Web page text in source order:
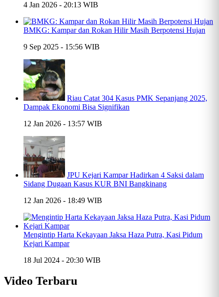
4 Jan 2026 - 20:13 WIB
BMKG: Kampar dan Rokan Hilir Masih Berpotensi Hujan
9 Sep 2025 - 15:56 WIB
Riau Catat 304 Kasus PMK Sepanjang 2025,
Dampak Ekonomi Bisa Signifikan
12 Jan 2026 - 13:57 WIB
JPU Kejari Kampar Hadirkan 4 Saksi dalam
Sidang Dugaan Kasus KUR BNI Bangkinang
12 Jan 2026 - 18:49 WIB
Mengintip Harta Kekayaan Jaksa Haza Putra, Kasi Pidum
Kejari Kampar
18 Jul 2024 - 20:30 WIB
Video Terbaru